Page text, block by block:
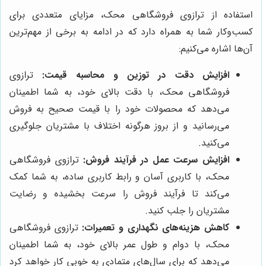
استفاده از ترازوی فروشگاهی محک، مزایای متعددی برای
کسب‌وکار شما به همراه دارد که در ادامه به برخی از مهم‌ترین
آن‌ها اشاره می‌کنیم:
افزایش دقت در توزین و محاسبه قیمت: ترازوی
فروشگاهی محک، با دقت بالای خود، به شما اطمینان
می‌دهد که محصولات خود را با قیمت صحیح به فروش
می‌رسانید و از بروز هرگونه اختلاف با مشتریان جلوگیری
می‌کنید.
افزایش سرعت عمل در فرآیند فروش: ترازوی فروشگاهی
محک، با کاربری آسان و رابط کاربری ساده، به شما کمک
می‌کند تا فرآیند فروش را سرعت بخشیده و رضایت
مشتریان را جلب کنید.
کاهش هزینه‌های نگهداری و تعمیرات: ترازوی فروشگاهی
محک، با دوام و طول عمر بالای خود، به شما اطمینان
می‌دهد که برای سال‌های متمادی به خوبی کار خواهد کرد